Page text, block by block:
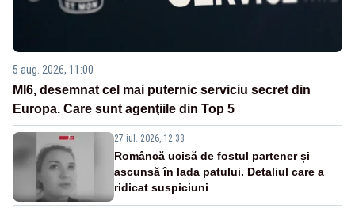
5 aug. 2026, 11:00
MI6, desemnat cel mai puternic serviciu secret din
Europa. Care sunt agenţiile din Top 5
27 iul. 2026, 12:38
Româncă ucisă de fostul partener și
ascunsă în lada patului. Detaliul care a
ridicat suspiciuni